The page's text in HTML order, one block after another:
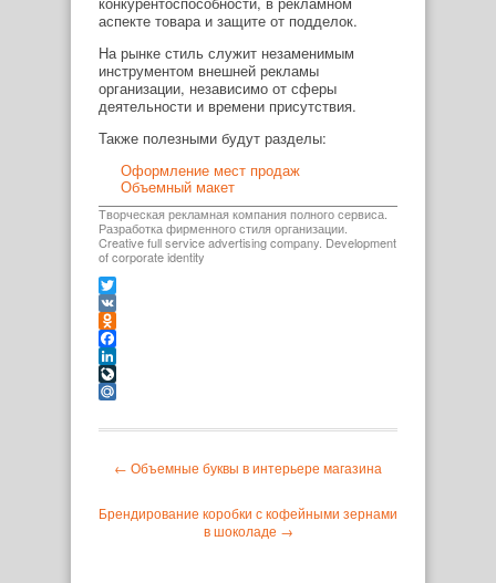
аспекте товара и защите от подделок.
На рынке стиль служит незаменимым
инструментом внешней рекламы
организации, независимо от сферы
деятельности и времени присутствия.
Также полезными будут разделы:
Оформление мест продаж
Объемный макет
Творческая рекламная компания полного сервиса.
Разработка фирменного стиля организации.
Creative full service advertising company. Development
of corporate identity
Twitter
VK
Odnoklassniki
Facebook
LinkedIn
LiveJournal
← Объемные буквы в интерьере магазина
Брендирование коробки с кофейными зернами
в шоколаде →